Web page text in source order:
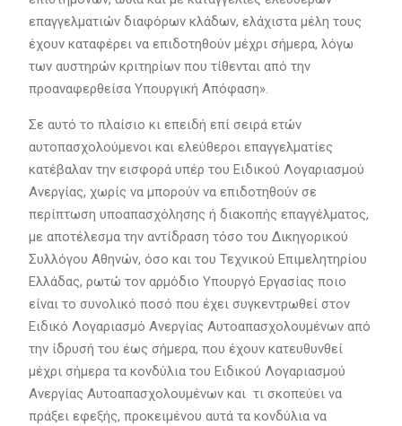
επαγγελματιών διαφόρων κλάδων, ελάχιστα μέλη τους
έχουν καταφέρει να επιδοτηθούν μέχρι σήμερα, λόγω
των αυστηρών κριτηρίων που τίθενται από την
προαναφερθείσα Υπουργική Απόφαση».
Σε αυτό το πλαίσιο κι επειδή επί σειρά ετών
αυτοπασχολούμενοι και ελεύθεροι επαγγελματίες
κατέβαλαν την εισφορά υπέρ του Ειδικού Λογαριασμού
Ανεργίας, χωρίς να μπορούν να επιδοτηθούν σε
περίπτωση υποαπασχόλησης ή διακοπής επαγγέλματος,
με αποτέλεσμα την αντίδραση τόσο του Δικηγορικού
Συλλόγου Αθηνών, όσο και του Τεχνικού Επιμελητηρίου
Ελλάδας, ρωτώ τον αρμόδιο Υπουργό Εργασίας ποιο
είναι το συνολικό ποσό που έχει συγκεντρωθεί στον
Ειδικό Λογαριασμό Ανεργίας Αυτοαπασχολουμένων από
την ίδρυσή του έως σήμερα, που έχουν κατευθυνθεί
μέχρι σήμερα τα κονδύλια του Ειδικού Λογαριασμού
Ανεργίας Αυτοαπασχολουμένων και τι σκοπεύει να
πράξει εφεξής, προκειμένου αυτά τα κονδύλια να